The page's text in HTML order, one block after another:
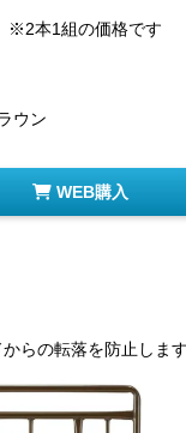
本1組の価格です
ウン
WEB購入
らの転落を防止します